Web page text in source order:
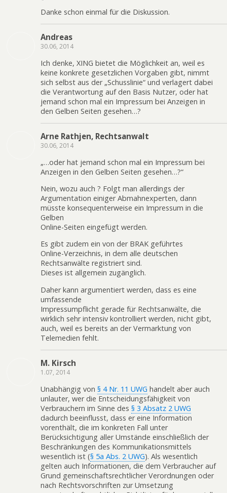
Danke schon einmal für die Diskussion.
Andreas
30.06, 2014
Ich denke, XING bietet die Möglichkeit an, weil es
keine konkrete gesetzlichen Vorgaben gibt, nimmt
sich selbst aus der „Schusslinie“ und verlagert dabei
die Verantwortung auf den Basis Nutzer, oder hat
jemand schon mal ein Impressum bei Anzeigen in
den Gelben Seiten gesehen…?
Arne Rathjen, Rechtsanwalt
30.06, 2014
„…oder hat jemand schon mal ein Impressum bei
Anzeigen in den Gelben Seiten gesehen…?“
Nein, wozu auch ? Folgt man allerdings der
Argumentation einiger Abmahnexperten, dann
müsste konsequenterweise ein Impressum in die
Gelben
Online-Seiten eingefügt werden.
Es gibt zudem ein von der BRAK geführtes
Online-Verzeichnis, in dem alle deutschen
Rechtsanwälte registriert sind.
Dieses ist allgemein zugänglich.
Daher kann argumentiert werden, dass es eine
umfassende
Impressumpflicht gerade für Rechtsanwälte, die
wirklich sehr intensiv kontrolliert werden, nicht gibt,
auch, weil es bereits an der Vermarktung von
Telemedien fehlt.
M. Kirsch
1.07, 2014
Unabhängig von § 4 Nr. 11 UWG handelt aber auch
unlauter, wer die Entscheidungsfähigkeit von
Verbrauchern im Sinne des § 3 Absatz 2 UWG
dadurch beeinflusst, dass er eine Information
vorenthält, die im konkreten Fall unter
Berücksichtigung aller Umstände einschließlich der
Beschränkungen des Kommunikationsmittels
wesentlich ist (§ 5a Abs. 2 UWG). Als wesentlich
gelten auch Informationen, die dem Verbraucher auf
Grund gemeinschaftsrechtlicher Verordnungen oder
nach Rechtsvorschriften zur Umsetzung